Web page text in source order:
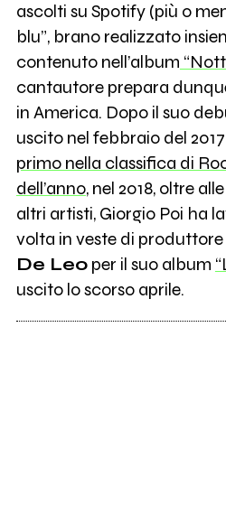
ascolti su Spotify (più o
blu”, brano realizzato
contenuto nell’album
cantautore prepara
in America. Dopo il suo
uscito nel febbraio del
primo nella classifica di
dell’anno, nel 2018, oltre
altri artisti, Giorgio Poi ha
volta in veste di
De Leoper il suo album
uscito lo scorso aprile.